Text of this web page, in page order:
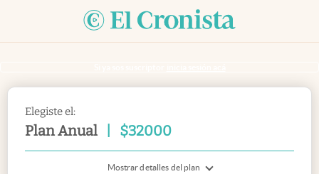
Elegiste el:
Plan Anual $32000
Mostrar detalles del plan